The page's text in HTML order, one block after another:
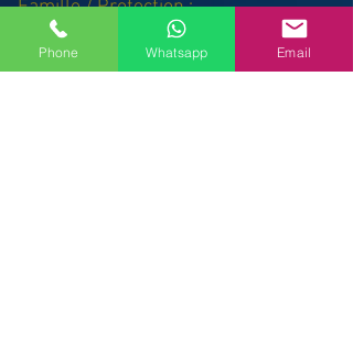
Famille / Protection :
Il vous protégera vous et votre famille, et
resserrera vos liens en cas de rupture familiale.
Ne restez pas avec vos souffrances, consultez le
Phone Whatsapp Email